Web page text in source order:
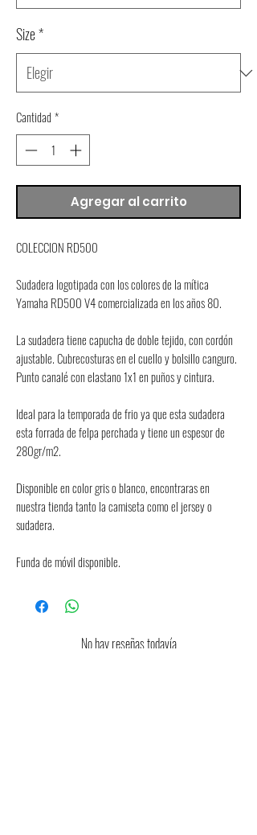
Size*
Cantidad *
Agregar al carrito
COLECCION RD500
Sudadera logotipada con los colores de la mítica
Yamaha RD500 V4 comercializada en los años 80.
La sudadera tiene capucha de doble tejido, con cordón
ajustable. Cubrecosturas en el cuello y bolsillo canguro.
Punto canalé con elastano 1x1 en puños y cintura.
Ideal para la temporada de frio ya que esta sudadera
esta forrada de felpa perchada y tiene un espesor de
280gr/m2.
Disponible en color gris o blanco, encontraras en
nuestra tienda tanto la camiseta como el jersey o
sudadera.
Funda de móvil disponible.
No hay reseñas todavía